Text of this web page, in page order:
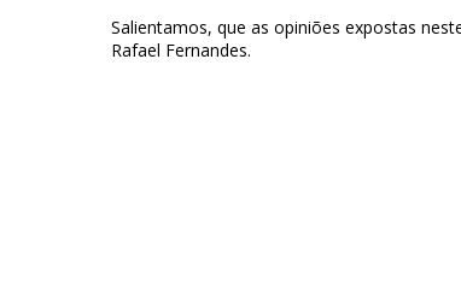
Salientamos, que as opiniões expostas
Rafael Fernandes.